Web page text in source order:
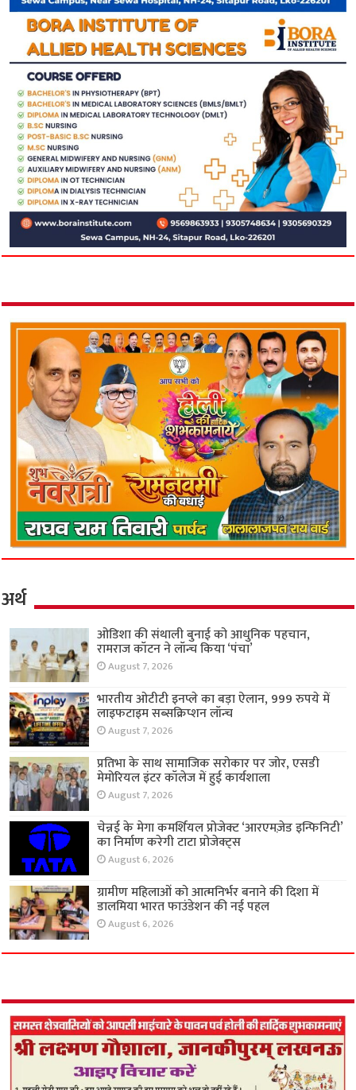
अर्थ
ओडिशा की संथाली बुनाई को आधुनिक पहचान,
रामराज कॉटन ने लॉन्च किया ‘पंचा’
August 7, 2026
भारतीय ओटीटी इनप्ले का बड़ा ऐलान, 999 रुपये में
लाइफटाइम सब्सक्रिप्शन लॉन्च
August 7, 2026
प्रतिभा के साथ सामाजिक सरोकार पर जोर, एसडी
मेमोरियल इंटर कॉलेज में हुई कार्यशाला
August 7, 2026
चेन्नई के मेगा कमर्शियल प्रोजेक्ट ‘आरएमज़ेड इन्फिनिटी’
का निर्माण करेगी टाटा प्रोजेक्ट्स
August 6, 2026
ग्रामीण महिलाओं को आत्मनिर्भर बनाने की दिशा में
डालमिया भारत फाउंडेशन की नई पहल
August 6, 2026